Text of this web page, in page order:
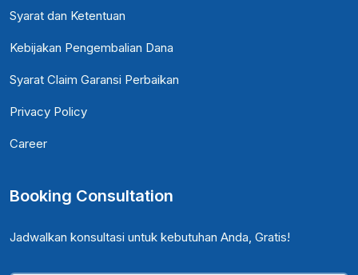
Syarat dan Ketentuan
Kebijakan Pengembalian Dana
Syarat Claim Garansi Perbaikan
Privacy Policy
Career
Booking Consultation
Jadwalkan konsultasi untuk kebutuhan Anda, Gratis!